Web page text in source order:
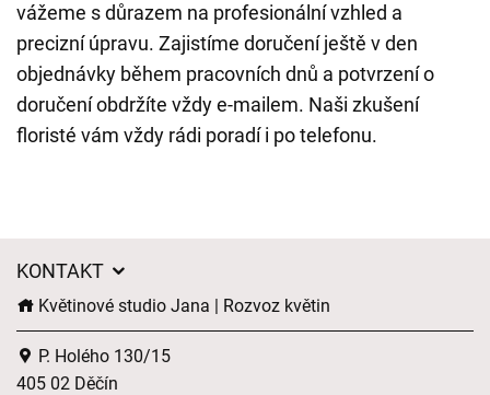
vážeme s důrazem na profesionální vzhled a
precizní úpravu. Zajistíme doručení ještě v den
objednávky během pracovních dnů a potvrzení o
doručení obdržíte vždy e-mailem. Naši zkušení
floristé vám vždy rádi poradí i po telefonu.
KONTAKT
Květinové studio Jana | Rozvoz květin
P. Holého 130/15
405 02 Děčín